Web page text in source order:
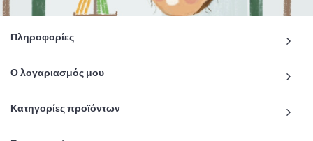
Πληροφορίες
Ο λογαριασμός μου
Κατηγορίες προϊόντων